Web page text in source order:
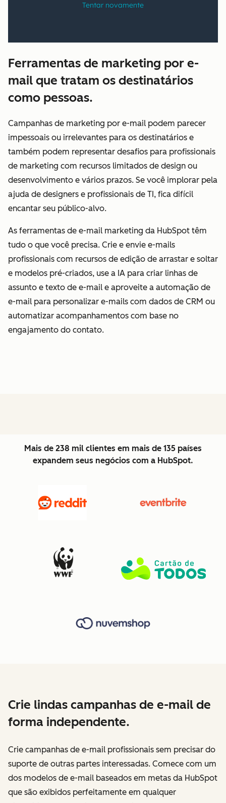
Ferramentas de marketing por e-
mail que tratam os destinatários
como pessoas.
Campanhas de marketing por e-mail podem parecer
impessoais ou irrelevantes para os destinatários e
também podem representar desafios para profissionais
de marketing com recursos limitados de design ou
desenvolvimento e vários prazos. Se você implorar pela
ajuda de designers e profissionais de TI, fica difícil
encantar seu público-alvo.
As ferramentas de e-mail marketing da HubSpot têm
tudo o que você precisa. Crie e envie e-mails
profissionais com recursos de edição de arrastar e soltar
e modelos pré-criados, use a IA para criar linhas de
assunto e texto de e-mail e aproveite a automação de
e-mail para personalizar e-mails com dados de CRM ou
automatizar acompanhamentos com base no
engajamento do contato.
Mais de 238 mil clientes em mais de 135 países
expandem seus negócios com a HubSpot.
Crie lindas campanhas de e-mail de
forma independente.
Crie campanhas de e-mail profissionais sem precisar do
suporte de outras partes interessadas. Comece com um
dos modelos de e-mail baseados em metas da HubSpot
que são exibidos perfeitamente em qualquer